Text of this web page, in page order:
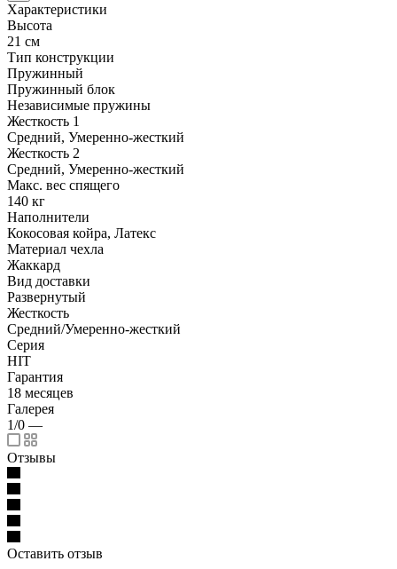
Характеристики
Высота
21 см
Тип конструкции
Пружинный
Пружинный блок
Независимые пружины
Жесткость 1
Средний, Умеренно-жесткий
Жесткость 2
Средний, Умеренно-жесткий
Макс. вес спящего
140 кг
Наполнители
Кокосовая койра, Латекс
Материал чехла
Жаккард
Вид доставки
Развернутый
Жесткость
Средний/Умеренно-жесткий
Серия
HIT
Гарантия
18 месяцев
Галерея
1/0 —
Отзывы
Оставить отзыв